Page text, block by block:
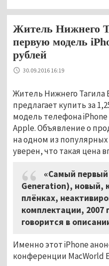
Житель Нижнего
первую модель
рублей
30.09.2016 16:19
Житель Нижнего Тагила
предлагает купить за
модель телефона iPhone
Apple. Объявление о
на одном из популярных
уверен, что такая цена
«Самый первый
Generation), новый,
плёнках,
комплектации, 2007
говорится в
Именно этот iPhone
конференции MacWorld